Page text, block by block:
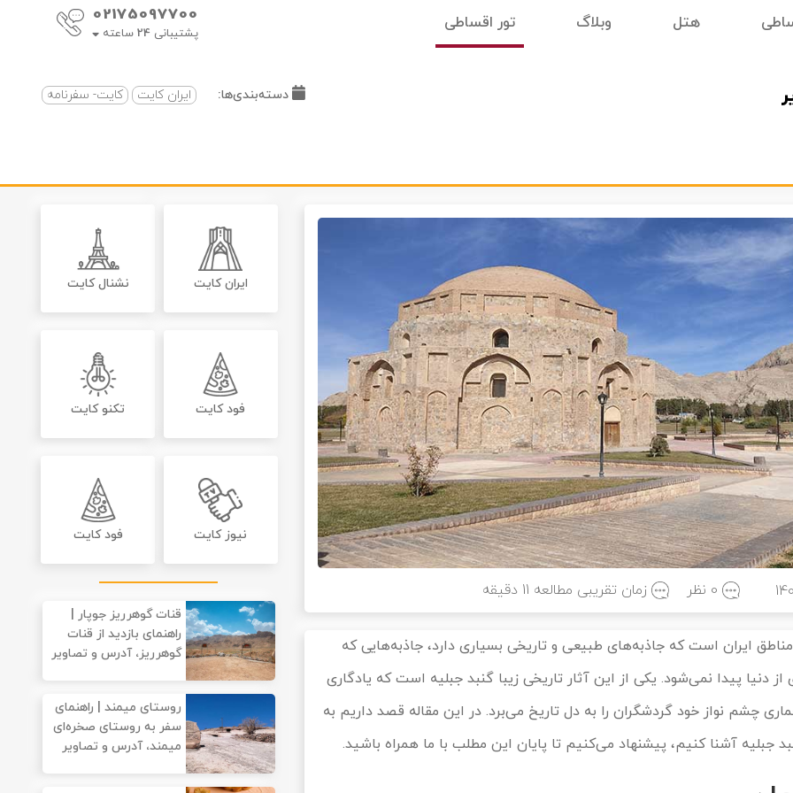
هتل وبلاگ تور اقساطی 02175097700
پشتیبانی 24 ساعته
دسته‌بندی‌ها: ایران کایت کایت- سفرنامه
0 نظر زمان تقریبی مطالعه 11 دقیقه
ایران است که جاذبه‌های طبیعی و تاریخی بسیاری دارد، جاذبه‌هایی که
دنیا پیدا نمی‌شود. یکی از این آثار تاریخی زیبا گنبد جبلیه است که یادگاری
چشم نواز خود گردشگران را به دل تاریخ می‌برد. در این مقاله قصد داریم به
جبلیه آشنا کنیم، پیشنهاد می‌کنیم تا پایان این مطلب با ما همراه باشید.
ایران کایت نشنال کایت
فود کایت تکنو کایت
نیوز کایت فود کایت
قنات گوهرریز جوپار |
راهنمای بازدید از قنات
گوهرریز، آدرس و تصاویر
روستای میمند | راهنمای
سفر به روستای صخره‌ای
میمند، آدرس و تصاویر